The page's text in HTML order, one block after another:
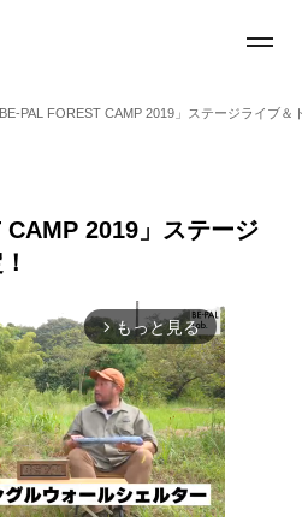
BE-PAL FOREST CAMP 2019」ステージライブ＆
CAMP 2019」ステージ
arrow_forward_ios もっと見る